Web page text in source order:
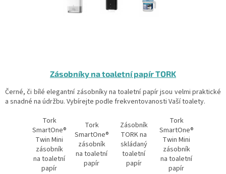
Zásobníky na toaletní papír TORK
Černé, či bílé elegantní zásobníky na toaletní papír jsou velmi praktické
a snadné na údržbu. Vybírejte podle frekventovanosti Vaší toalety.
Tork
SmartOne®
Twin Mini
zásobník
na toaletní
papír
Tork
SmartOne®
zásobník
na toaletní
papír
Zásobník
TORK na
skládaný
toaletní
papír
Tork
SmartOne®
Twin Mini
zásobník
na toaletní
papír